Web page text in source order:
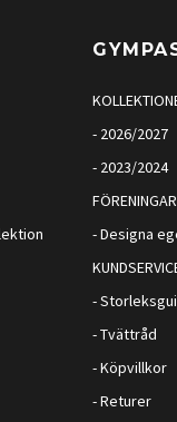
- 2026/2027
- 2023/2024
FÖRENINGAR
- Designa
-
- Tvättråd
- Köpvillkor
- Returer